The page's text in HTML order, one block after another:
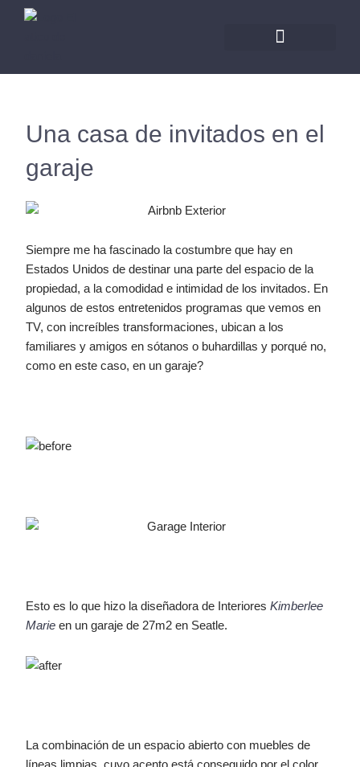
Una casa de invitados en el
garaje
Siempre me ha fascinado la costumbre que hay en
Estados Unidos de destinar una parte del espacio de la
propiedad, a la comodidad e intimidad de los invitados. En
algunos de estos entretenidos programas que vemos en
TV, con increíbles transformaciones, ubican a los
familiares y amigos en sótanos o buhardillas y porqué no,
como en este caso, en un garaje?
Esto es lo que hizo la diseñadora de InterioresKimberlee
Marie en un garaje de 27m2 en Seatle.
La combinación de un espacio abierto con muebles de